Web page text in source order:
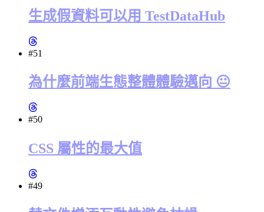
生成假資料可以用 TestDataHub
#51
為什麼前端生態整體體驗邁向 😐
#50
CSS 屬性的最大值
#49